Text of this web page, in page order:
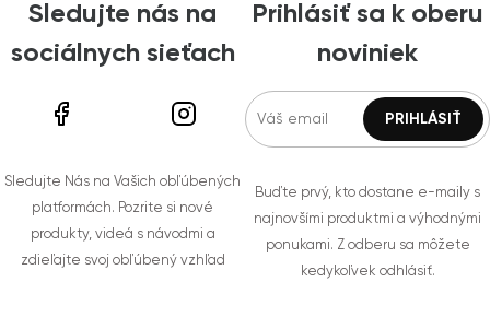
Sledujte nás na
sociálnych sieťach
Sledujte Nás na Vašich obľúbených
platformách. Pozrite si nové
produkty, videá s návodmi a
zdieľajte svoj obľúbený vzhľad
Prihlásiť sa k oberu
noviniek
Buďte prvý, kto dostane e-maily s
najnovšími produktmi a výhodnými
ponukami. Z odberu sa môžete
kedykoľvek odhlásiť.